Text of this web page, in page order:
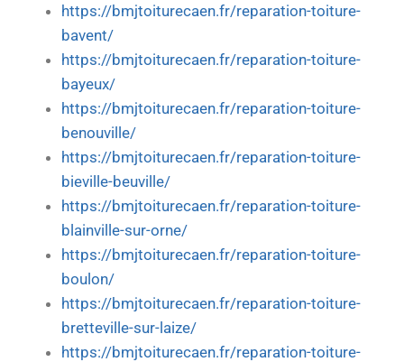
https://bmjtoiturecaen.fr/reparation-toiture-
bavent/
https://bmjtoiturecaen.fr/reparation-toiture-
bayeux/
https://bmjtoiturecaen.fr/reparation-toiture-
benouville/
https://bmjtoiturecaen.fr/reparation-toiture-
bieville-beuville/
https://bmjtoiturecaen.fr/reparation-toiture-
blainville-sur-orne/
https://bmjtoiturecaen.fr/reparation-toiture-
boulon/
https://bmjtoiturecaen.fr/reparation-toiture-
bretteville-sur-laize/
https://bmjtoiturecaen.fr/reparation-toiture-